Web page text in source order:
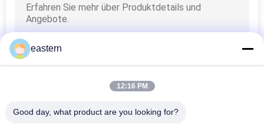
kleine Glasphiolen
eastern
12:16 PM
Good day, what product are you looking for?